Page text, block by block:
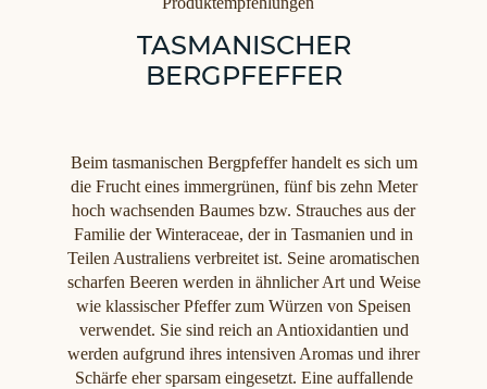
TASMANISCHER
BERGPFEFFER
Beim tasmanischen Bergpfeffer handelt es sich um
die Frucht eines immergrünen, fünf bis zehn Meter
hoch wachsenden Baumes bzw. Strauches aus der
Familie der Winteraceae, der in Tasmanien und in
Teilen Australiens verbreitet ist. Seine aromatischen
scharfen Beeren werden in ähnlicher Art und Weise
wie klassischer Pfeffer zum Würzen von Speisen
verwendet. Sie sind reich an Antioxidantien und
werden aufgrund ihres intensiven Aromas und ihrer
Schärfe eher sparsam eingesetzt. Eine auffallende